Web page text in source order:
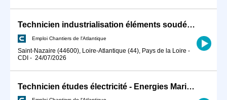
Technicien industrialisation éléments soudés H/F
Emploi Chantiers de l'Atlantique
Saint-Nazaire (44600), Loire-Atlantique (44), Pays de la Loire -
CDI - 24/07/2026
Technicien études électricité - Energies Marines H/F